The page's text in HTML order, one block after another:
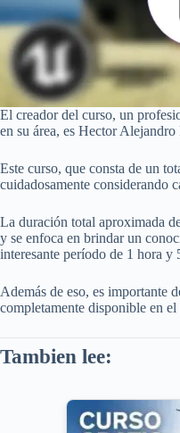
El creador del curso, un
en su área, es Hector
Este curso, que consta de un
cuidadosamente considerando
La duración total aproximada
y se enfoca en brindar un
interesante período de 1 hora y
Además de eso, es importante
completamente disponible en
Tambien lee: